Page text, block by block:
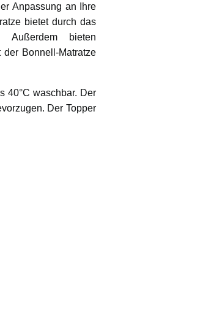
Anpassung an Ihre
bietet durch das
Außerdem bieten
Bonnell-Matratze
40°C waschbar. Der
Der Topper